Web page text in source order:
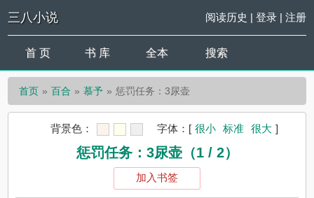
三八小说 阅读历史 | 登录| 注册
首 页 书 库 全本 搜索
首页 百合 慕予 惩罚任务：3尿壶
背景色： 字体： [ 很小 标准 很大 ]
惩罚任务：3尿壶（1 / 2）
加入书签